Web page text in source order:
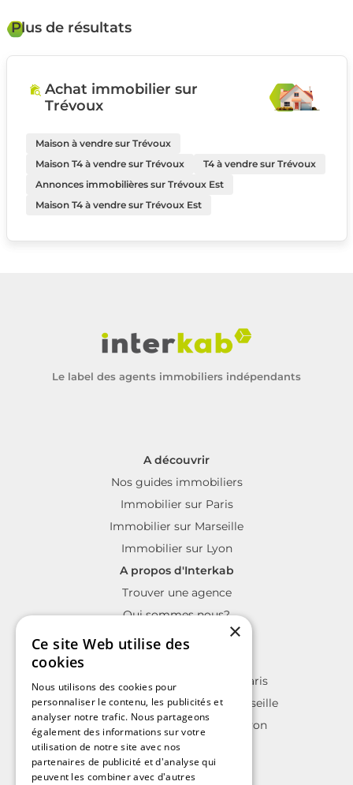
Plus de résultats
Achat immobilier sur
Trévoux
Maison à vendre sur Trévoux
Maison T4 à vendre sur Trévoux
T4 à vendre sur Trévoux
Annonces immobilières sur Trévoux Est
Maison T4 à vendre sur Trévoux Est
Le label des agents immobiliers indépendants
A découvrir
Nos guides immobiliers
Immobilier sur Paris
Immobilier sur Marseille
Immobilier sur Lyon
A propos d'Interkab
Trouver une agence
Qui sommes nous?
La charte Interkab
Annonces immobilières sur Paris
Annonces immobilières sur Marseille
Annonces immobilières sur Lyon
×
Ce site Web utilise des
cookies
Nous utilisons des cookies pour
personnaliser le contenu, les publicités et
analyser notre trafic. Nous partageons
également des informations sur votre
utilisation de notre site avec nos
partenaires de publicité et d'analyse qui
peuvent les combiner avec d'autres